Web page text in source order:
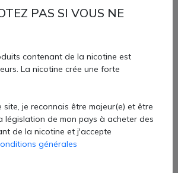
à sels de nicotine ou à CBD.
compatible avec les kits vilter, Vilter
vendues par AZVape par lots de
9,20 €
PAS SI VOUS NE
contenant de la nicotine est
La nicotine crée une forte
site, je reconnais être majeur(e) et être
législation de mon pays à acheter des
de la nicotine et j'accepte
générales